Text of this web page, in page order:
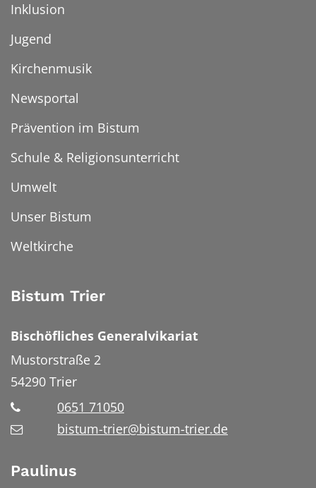
Inklusion
Jugend
Kirchenmusik
Newsportal
Prävention im Bistum
Schule & Religionsunterricht
Umwelt
Unser Bistum
Weltkirche
Bistum Trier
Bischöfliches Generalvikariat
Mustorstraße 2
54290 Trier
0651 71050
bistum-trier@bistum-trier.de
Paulinus